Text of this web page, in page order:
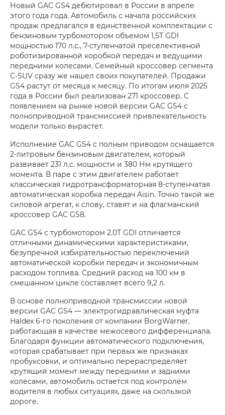
Новый GAC GS4 дебютировал в России в апреле
этого года года. Автомобиль с начала российских
продаж предлагался в единственной комплектации с
бензиновым турбомотором объемом 1,5T GDI
мощностью 170 л.с., 7-ступенчатой преселективной
роботизированной коробкой передач и ведущими
передними колесами. Семейный кроссовер сегмента
С-SUV сразу же нашел своих покупателей. Продажи
GS4 растут от месяца к месяцу. По итогам июля 2025
года в России был реализован 271 кроссовер. С
появлением на рынке новой версии GAC GS4 с
полноприводной трансмиссией привлекательность
модели только вырастет.
Исполнение GAC GS4 с полным приводом оснащается
2-литровым бензиновым двигателем, который
развивает 231 л.с. мощности и 380 Нм крутящего
момента. В паре с этим двигателем работает
классическая гидротрансформаторная 8-ступенчатая
автоматическая коробка передач Aisin. Точно такой же
силовой агрегат, к слову, ставят и на флагманский
кроссовер GAC GS8.
GAC GS4 с турбомотором 2.0T GDI отличается
отличными динамическими характеристиками,
безупречной избирательностью переключений
автоматической коробки передач и экономичным
расходом топлива. Средний расход на 100 км в
смешанном цикле составляет всего 9,2 л.
В основе полноприводной трансмиссии новой
версии GAC GS4 — электрогидравлическая муфта
Haldex 6-го поколения от компании BorgWarner,
работающая в качестве межосевого дифференциала.
Благодаря функции автоматического подключения,
которая срабатывает при первых же признаках
пробуксовки, и оптимально перераспределяет
крутящий момент между передними и задними
колесами, автомобиль остается под контролем
водителя в любых ситуациях, даже на скользкой
дороге.